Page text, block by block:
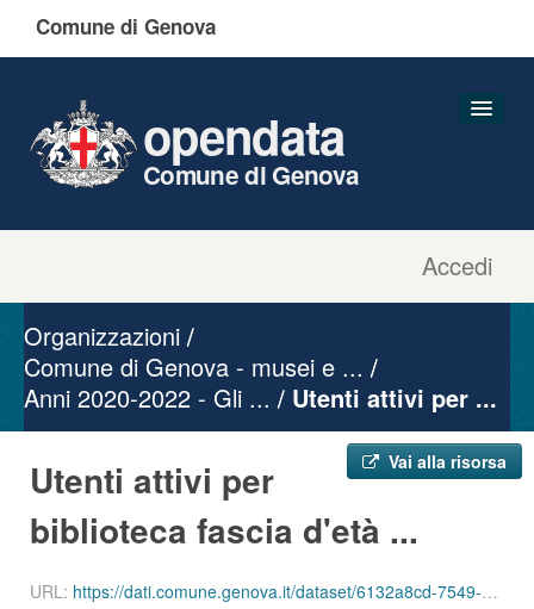
Comune di Genova
Accedi
opendata
Comune di Genova
Gruppi
Informazioni
Organizzazioni
Comune di Genova - musei e ...
Anni 2020-2022 - Gli ...
Utenti attivi per ...
Vai alla risorsa
Utenti attivi per
biblioteca fascia d'età ...
URL: https://dati.comune.genova.it/dataset/6132a8cd-7549-4c9d-8613-d075f5f547d2/resource/67ab447f-2561-49bf-957b-17e4d651d61c/download/ute_attivi_fet_65_74_bib_sbu_01_202201.json